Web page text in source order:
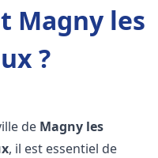
Magny les
?
de Magny les
, il est essentiel de